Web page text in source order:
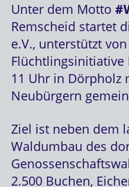
Unter dem Motto
Remscheid startet
e.V., unterstützt
Flüchtlingsinitiative
11 Uhr in Dörpholz
Neubürgern
Ziel ist neben dem
Waldumbau des
2.500 Buchen,